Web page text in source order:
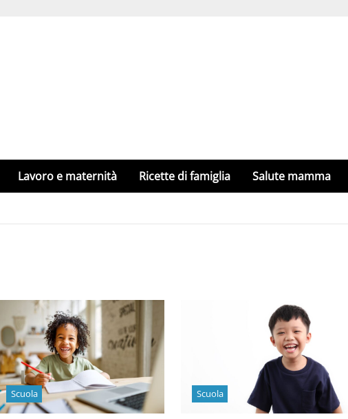
Lavoro e maternità Ricette di famiglia Salute mamma
Scuola Scuola